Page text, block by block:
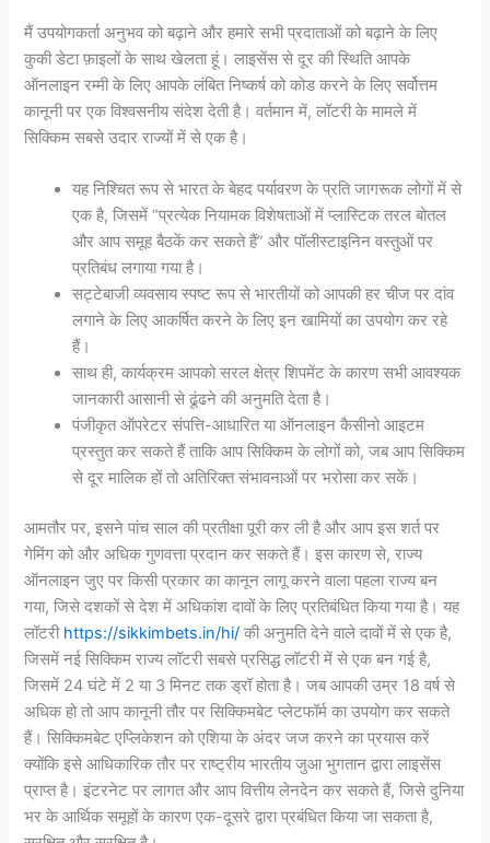
मैं उपयोगकर्ता अनुभव को बढ़ाने और हमारे सभी प्रदाताओं को बढ़ाने के लिए
कुकी डेटा फ़ाइलों के साथ खेलता हूं। लाइसेंस से दूर की स्थिति आपके
ऑनलाइन रम्मी के लिए आपके लंबित निष्कर्ष को कोड करने के लिए सर्वोत्तम
कानूनी पर एक विश्वसनीय संदेश देती है। वर्तमान में, लॉटरी के मामले में
सिक्किम सबसे उदार राज्यों में से एक है।
यह निश्चित रूप से भारत के बेहद पर्यावरण के प्रति जागरूक लोगों में से
एक है, जिसमें “प्रत्येक नियामक विशेषताओं में प्लास्टिक तरल बोतल
और आप समूह बैठकें कर सकते हैं” और पॉलीस्टाइनिन वस्तुओं पर
प्रतिबंध लगाया गया है।
सट्टेबाजी व्यवसाय स्पष्ट रूप से भारतीयों को आपकी हर चीज पर दांव
लगाने के लिए आकर्षित करने के लिए इन खामियों का उपयोग कर रहे
हैं।
साथ ही, कार्यक्रम आपको सरल क्षेत्र शिपमेंट के कारण सभी आवश्यक
जानकारी आसानी से ढूंढने की अनुमति देता है।
पंजीकृत ऑपरेटर संपत्ति-आधारित या ऑनलाइन कैसीनो आइटम
प्रस्तुत कर सकते हैं ताकि आप सिक्किम के लोगों को, जब आप सिक्किम
से दूर मालिक हों तो अतिरिक्त संभावनाओं पर भरोसा कर सकें।
आमतौर पर, इसने पांच साल की प्रतीक्षा पूरी कर ली है और आप इस शर्त पर
गेमिंग को और अधिक गुणवत्ता प्रदान कर सकते हैं। इस कारण से, राज्य
ऑनलाइन जुए पर किसी प्रकार का कानून लागू करने वाला पहला राज्य बन
गया, जिसे दशकों से देश में अधिकांश दावों के लिए प्रतिबंधित किया गया है। यह
लॉटरी https://sikkimbets.in/hi/ की अनुमति देने वाले दावों में से एक है,
जिसमें नई सिक्किम राज्य लॉटरी सबसे प्रसिद्ध लॉटरी में से एक बन गई है,
जिसमें 24 घंटे में 2 या 3 मिनट तक ड्रॉ होता है। जब आपकी उम्र 18 वर्ष से
अधिक हो तो आप कानूनी तौर पर सिक्किमबेट प्लेटफॉर्म का उपयोग कर सकते
हैं। सिक्किमबेट एप्लिकेशन को एशिया के अंदर जज करने का प्रयास करें
क्योंकि इसे आधिकारिक तौर पर राष्ट्रीय भारतीय जुआ भुगतान द्वारा लाइसेंस
प्राप्त है। इंटरनेट पर लागत और आप वित्तीय लेनदेन कर सकते हैं, जिसे दुनिया
भर के आर्थिक समूहों के कारण एक-दूसरे द्वारा प्रबंधित किया जा सकता है,